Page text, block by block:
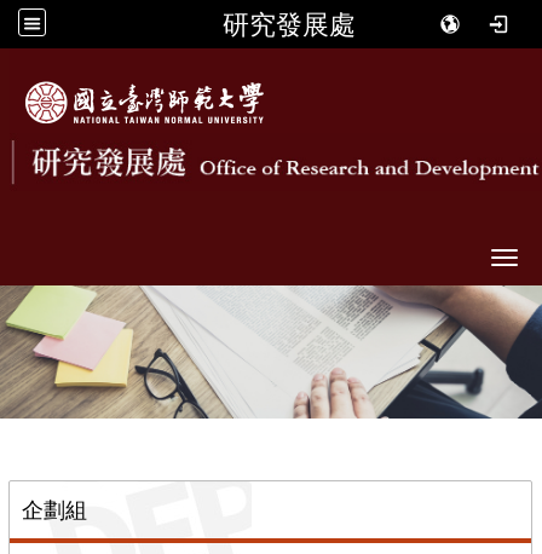
研究發展處
企劃組